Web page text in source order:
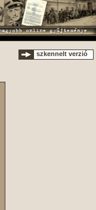
szkennelt verzió